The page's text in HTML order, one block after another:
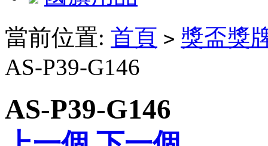
當前位置: 首頁 > 獎盃獎
AS-P39-G146
AS-P39-G146